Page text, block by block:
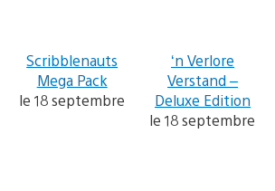
Scribblenauts
Mega Pack
le 18 septembre
‘n Verlore
Verstand –
Deluxe Edition
le 18 septembre